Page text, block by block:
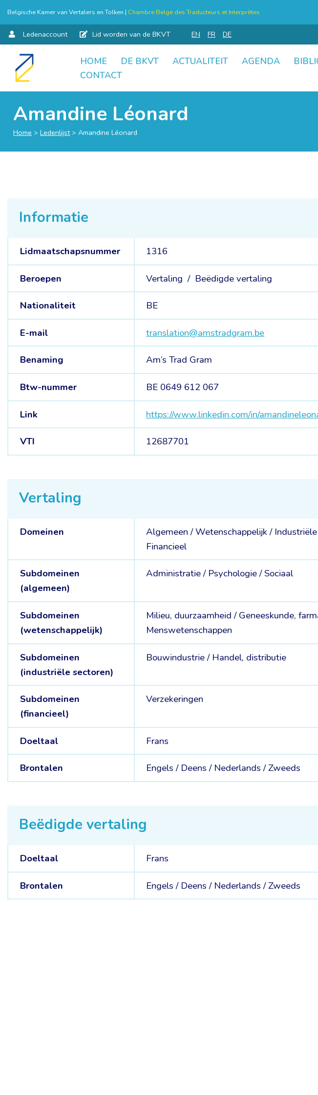
Belgische Kamer van Vertalers en Tolken | Chambre Belge des Traducteurs et Interprètes
Ledenaccount Lid worden van de BKVT EN FR DE
Skip
HOME DE BKVT ACTUALITEIT AGENDA
CONTACT
Amandine Léonard
Home > Ledenlijst> Amandine Léonard
Informatie
Lidmaatschapsnummer 1316
Beroepen Vertaling / Beëdigde vertaling
Nationaliteit BE
E-mail translation@amstradgram.be
Benaming Am’s Trad Gram
Btw-nummer BE 0649 612 067
Link https://www.linkedin.com/in/
VTI 12687701
Vertaling
Domeinen Algemeen /Wetenschappelijk /
Financieel
Subdomeinen
(algemeen)
Administratie / Psychologie /Sociaal
Subdomeinen
(wetenschappelijk)
Milieu, duurzaamheid /Geneeskunde,
Menswetenschappen
Subdomeinen
(industriële sectoren)
Bouwindustrie / Handel, distributie
Subdomeinen
(financieel)
Verzekeringen
Doeltaal Frans
Brontalen Engels / Deens / Nederlands /Zweeds
Beëdigde vertaling
Doeltaal Frans
Brontalen Engels / Deens / Nederlands /Zweeds